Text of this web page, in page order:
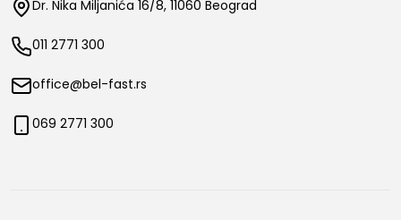
Dr. Nika Miljanića 16/8, 11060 Beograd
011 2771 300
office@bel-fast.rs
069 2771 300